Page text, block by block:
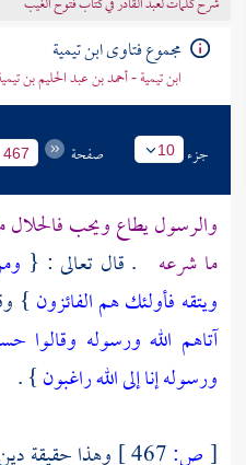
مجموع فتاوى ابن تيمية
ابن تيمية - أحمد بن عبد الحليم بن
جزء 10 صفحة 467
والرسول يطاع ويحب فالحلال
ما شرعه . قال تعالى : {
ويتقه فأولئك هم الفائزون }
آتاهم الله ورسوله وقالوا
ورسوله إنا إلى الله راغبون} .
[ص:
وهذا حقيقة